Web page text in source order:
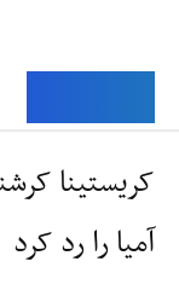
کریستینا
آمیا را رد کرد